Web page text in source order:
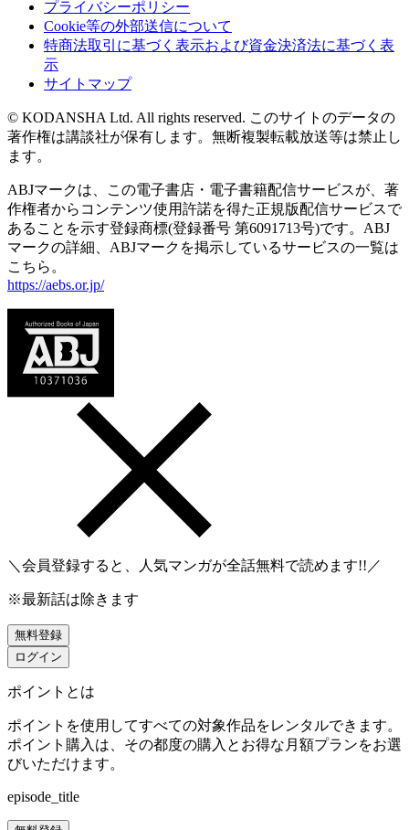
プライバシーポリシー
Cookie等の外部送信について
特商法取引に基づく表示および資金決済法に基づく表
示
サイトマップ
© KODANSHA Ltd. All rights reserved. このサイトのデータの
著作権は講談社が保有します。無断複製転載放送等は禁止し
ます。
ABJマークは、この電子書店・電子書籍配信サービスが、著
作権者からコンテンツ使用許諾を得た正規版配信サービスで
あることを示す登録商標(登録番号 第6091713号)です。ABJ
マークの詳細、ABJマークを掲示しているサービスの一覧は
こちら。
https://aebs.or.jp/
＼会員登録すると、人気マンガが全話無料で読めます!!／
※最新話は除きます
無料登録
ログイン
ポイントとは
ポイントを使用してすべての対象作品をレンタルできます。
ポイント購入は、その都度の購入とお得な月額プランをお選
びいただけます。
episode_title